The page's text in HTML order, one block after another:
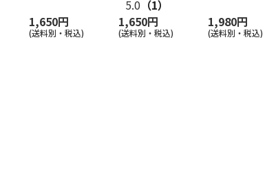
1,650円
(送料別・税込)
5.0 （1）
1,650円
(送料別・税込)
1,980円
(送料別・税込)